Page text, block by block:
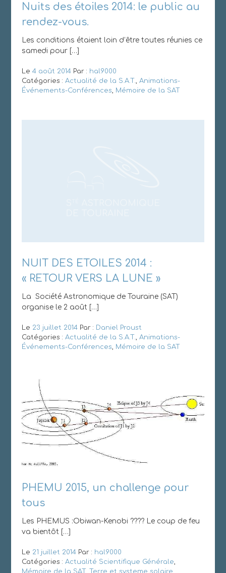
Nuits des étoiles 2014: le public au
rendez-vous.
Les conditions étaient loin d’être toutes réunies ce
samedi pour […]
Le 4 août 2014Par : hal9000
Catégories : Actualité de la S.A.T., Animations-
Événements-Conférences, Mémoire de la SAT
NUIT DES ETOILES 2014 :
« RETOUR VERS LA LUNE »
La Société Astronomique de Touraine (SAT)
organise le 2 août […]
Le 23 juillet 2014Par : Daniel Proust
Catégories : Actualité de la S.A.T.
Animations-
Événements-Conférences
Mémoire de la SAT
PHEMU 2015, un challenge pour
tous
Les PHEMUS :Obiwan-Kenobi ???? Le coup de feu
va bientôt […]
Le 21 juillet 2014Par : hal9000
Catégories : Actualité Scientifique Générale,